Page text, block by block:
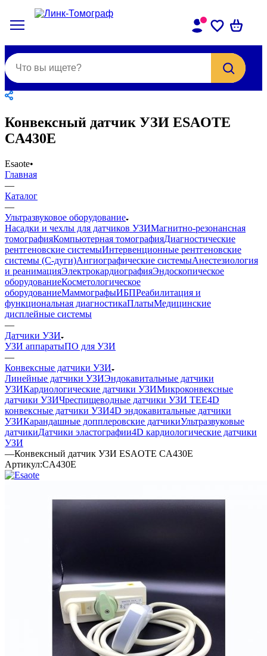
Конвексный датчик УЗИ ESAOTE
CA430E
Esaote•
Главная
—
Каталог
—
Ультразвуковое оборудование
Насадки и чехлы для датчиков УЗИМагнитно-резонансная
томографияКомпьютерная томографияДиагностические
рентгеновские системыИнтервенционные рентгеновские
системы (С-дуги)Ангиографические системыАнестезиология
и реанимацияЭлектрокардиографияЭндоскопическое
оборудованиеКосметологическое
оборудованиеМаммографыИБПРеабилитация и
функциональная диагностикаПлатыМедицинские
дисплейные системы
—
Датчики УЗИ
УЗИ аппаратыПО для УЗИ
—
Конвексные датчики УЗИ
Линейные датчики УЗИЭндокавитальные датчики
УЗИКардиологические датчики УЗИМикроконвексные
датчики УЗИЧреспищеводные датчики УЗИ TEE4D
конвексные датчики УЗИ4D эндокавитальные датчики
УЗИКарандашные допплеровские датчикиУльтразвуковые
датчикиДатчики эластографии4D кардиологические датчики
УЗИ
—Конвексный датчик УЗИ ESAOTE CA430E
Артикул:CA430E